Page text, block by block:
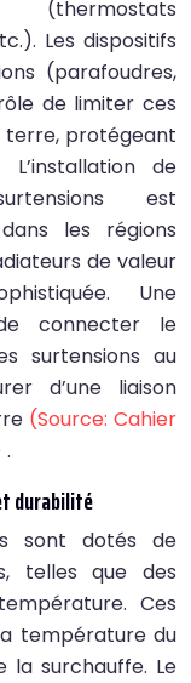
(thermostats
Les dispositifs
(parafoudres,
de limiter ces
terre, protégeant
de
est
les régions
de valeur
Une
connecter le
surtensions au
d’une liaison
(Source: Cahier
.
durabilité
sont dotés de
telles que des
Ces
température du
surchauffe. Le